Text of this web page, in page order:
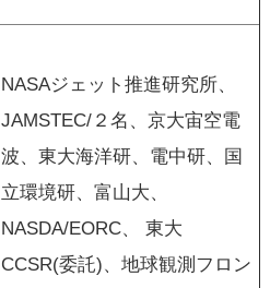
NASAジェット推進研究所、
JAMSTEC/２名、京大宙空電
波、東大海洋研、電中研、国
立環境研、富山大、
NASDA/EORC、 東大
CCSR(委託)、地球観測フロン